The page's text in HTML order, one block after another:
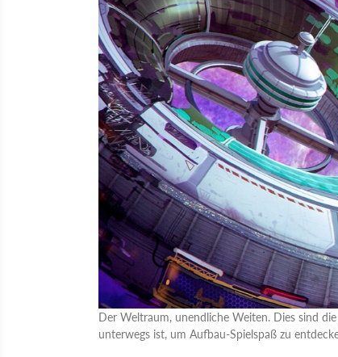
Der Weltraum, unendliche Weiten. Dies sind
unterwegs ist, um Aufbau-Spielspaß zu